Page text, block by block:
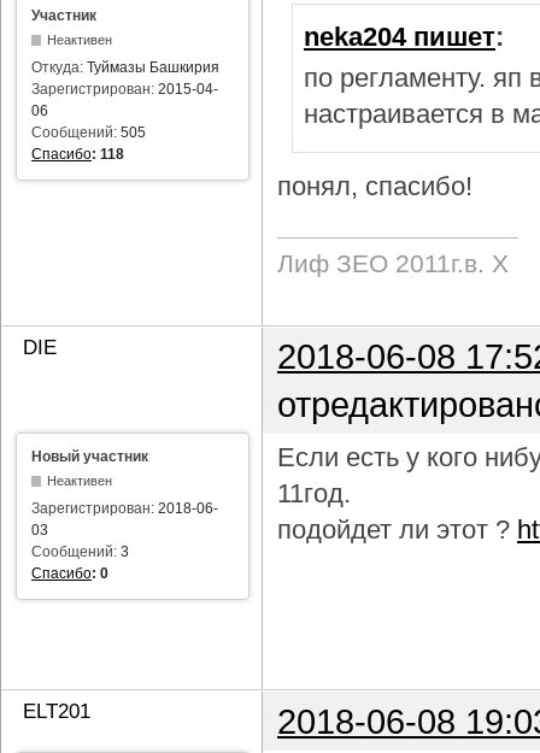
Участник
Неактивен
Откуда: Туймазы Башкирия
Зарегистрирован: 2015-04-
06
Сообщений: 505
Спасибо: 118
neka204 пишет:
по регламенту.
настраивается в
понял, спасибо!
Лиф ЗЕО 2011г.в. Х
DIE
2018-06-08
Новый участник
Неактивен
Зарегистрирован: 2018-06-
03
Сообщений: 3
Спасибо: 0
Если есть у кого
11год.
подойдет ли этот ?
ELT201 2018-06-08